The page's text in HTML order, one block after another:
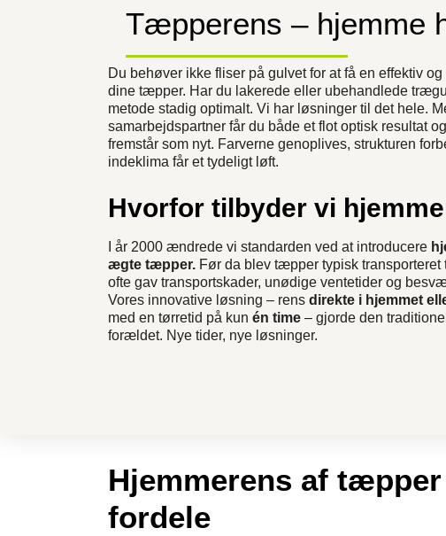
Tæpperens – hjemme
Du behøver ikke fliser på gulvet for at få en effektiv
dine tæpper. Har du lakerede eller ubehandlede
metode stadig optimalt. Vi har løsninger til det hele.
samarbejdspartner får du både et flot optisk resultat
fremstår som nyt. Farverne genoplives, strukturen
indeklima får et tydeligt løft.
Hvorfor tilbyder vi
I år 2000 ændrede vi standarden ved at introducere
ægte tæpper. Før da blev tæpper typisk transporteret
ofte gav transportskader, unødige ventetider og
Vores innovative løsning – rens direkte i hjemmet
med en tørretid på kun én time – gjorde den
forældet. Nye tider, nye løsninger.
Hjemmerens af tæpper
fordele